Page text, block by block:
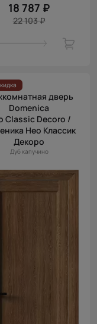
18 787 ₽
22 103 ₽
дверь
Domenica
Classic Decoro /
Нео Классик
Декоро
Дуб капучино